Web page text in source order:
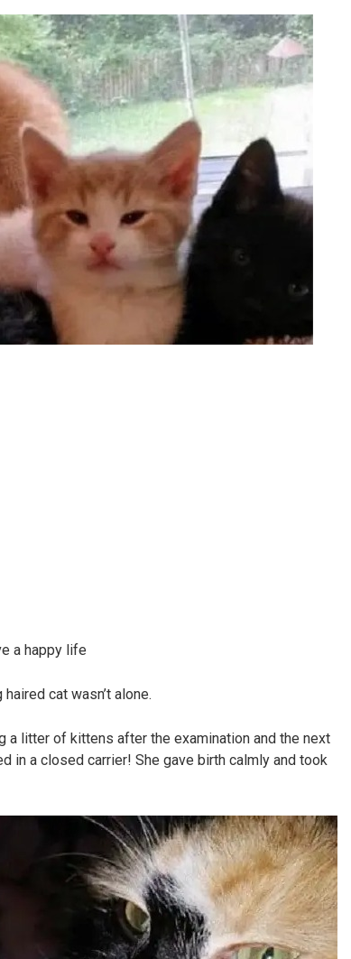
a happy life
cat wasn’t alone.
a litter of kittens after the examination and the next
in a closed carrier! She gave birth calmly and took